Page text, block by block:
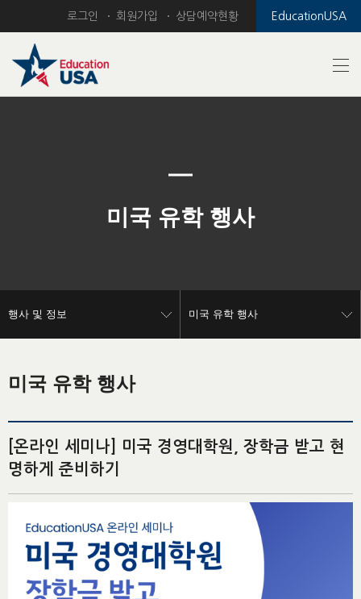
EducationUSA
로그인 회원가입 상담예약현황
미국 유학 행사
행사 및 정보 미국 유학 행사
미국 유학 행사
[온라인 세미나] 미국 경영대학원, 장학금 받고 현
명하게 준비하기